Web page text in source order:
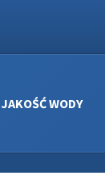
JAKOŚĆ WODY